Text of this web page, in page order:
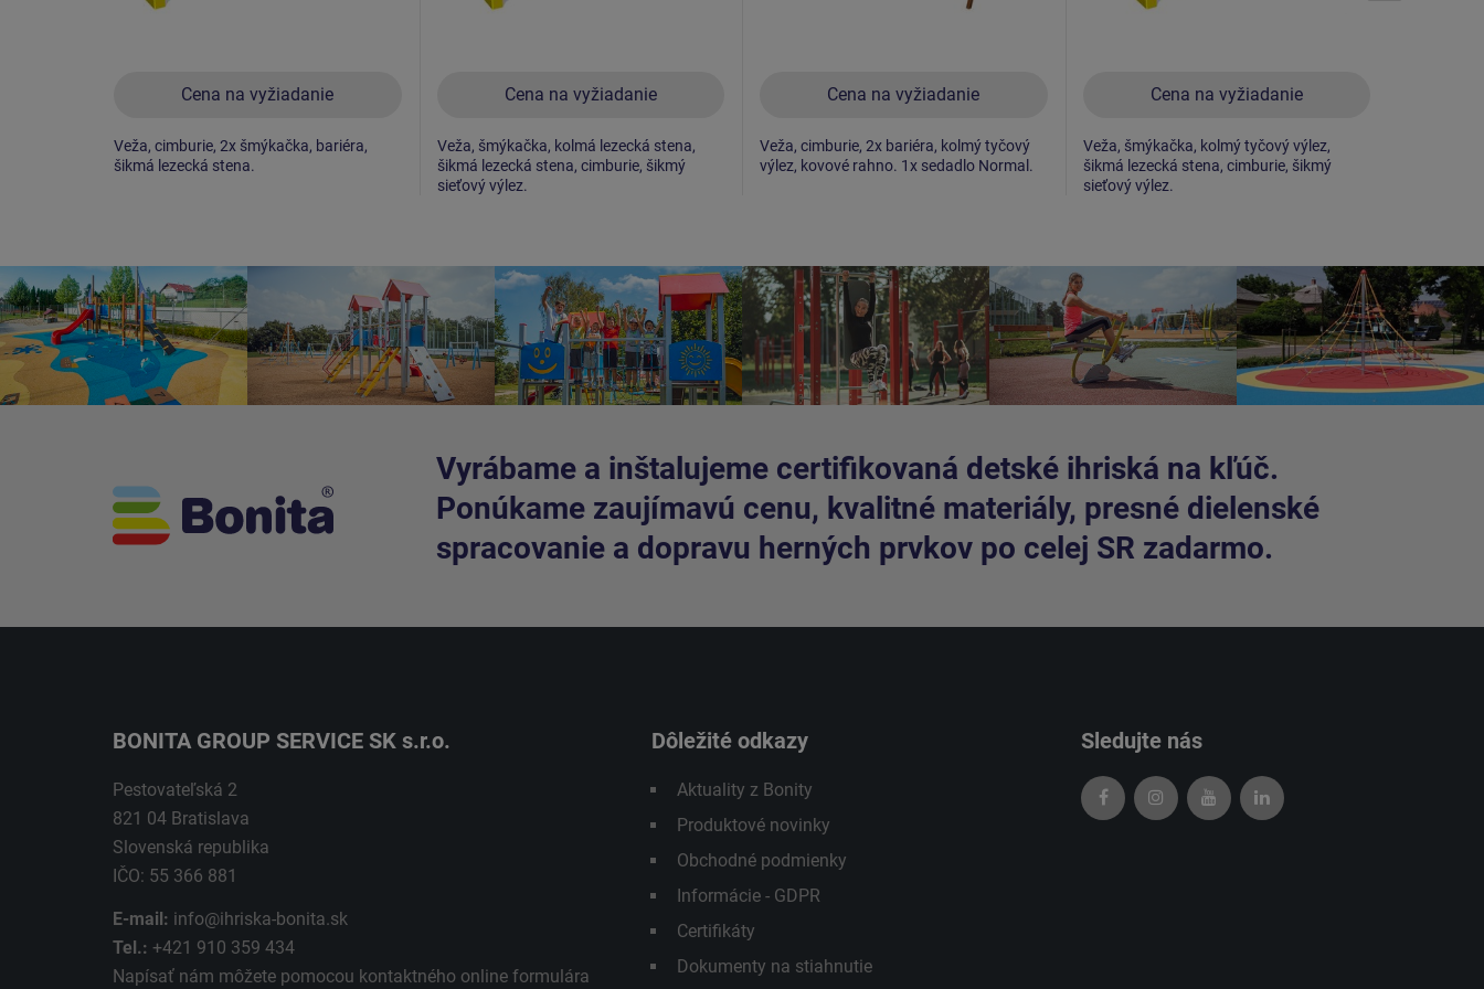
Cena na vyžiadanie
Veža, cimburie, 2x šmýkačka, bariéra,
šikmá lezecká stena.
Cena na vyžiadanie
Veža, šmýkačka, kolmá lezecká stena,
šikmá lezecká stena, cimburie, šikmý
sieťový výlez.
Cena na vyžiadanie
Veža, cimburie, 2x bariéra, kolmý tyčový
výlez, kovové rahno. 1x sedadlo Normal.
Cena na vyžiadanie
Veža, šmýkačka, kolmý tyčový výlez,
šikmá lezecká stena, cimburie, šikmý
sieťový výlez.
Vyrábame a inštalujeme certifikovaná detské ihriská na kľúč.
Ponúkame zaujímavú cenu, kvalitné materiály, presné dielenské
spracovanie a dopravu herných prvkov po celej SR zadarmo.
BONITA GROUP SERVICE SK s.r.o.
Pestovateľská 2
821 04 Bratislava
Slovenská republika
IČO: 55 366 881
E-mail: info@ihriska-bonita.sk
Tel.: +421 910 359 434
Napísať nám môžete pomocou kontaktného online formulára
Dôležité odkazy
Aktuality z Bonity
Produktové novinky
Obchodné podmienky
Informácie - GDPR
Certifikáty
Dokumenty na stiahnutie
Sledujte nás